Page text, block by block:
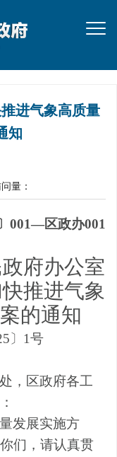
进气象高质量
知
量：
〕 001—区政办001
府办公室
推进气象
的通知
〕 1号
，区政府各工
发展实施方
们，请认真贯